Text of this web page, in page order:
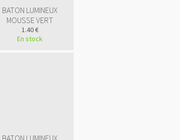
BATON LUMINEUX
MOUSSE VERT
1.40 €
En stock
BATON LUMINEUX